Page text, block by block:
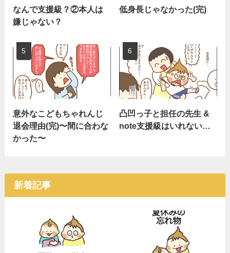
なんで支援級？②本人は
嫌じゃない？
低身長じゃなかった(完)
意外なこどもちゃれんじ
退会理由(完)〜間に合わな
かった〜
凸凹っ子と担任の先生 &
note支援級はいれない…
新着記事